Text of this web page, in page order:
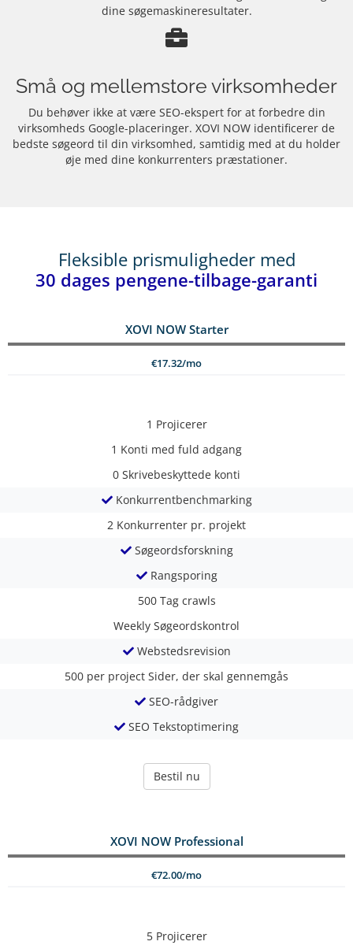
dine søgemaskineresultater.
Små og mellemstore virksomheder
Du behøver ikke at være SEO-ekspert for at forbedre din
virksomheds Google-placeringer. XOVI NOW identificerer de
bedste søgeord til din virksomhed, samtidig med at du holder
øje med dine konkurrenters præstationer.
Fleksible prismuligheder med
30 dages pengene-tilbage-garanti
XOVI NOW Starter
€17.32/mo
1 Projicerer
1 Konti med fuld adgang
0 Skrivebeskyttede konti
Konkurrentbenchmarking
2 Konkurrenter pr. projekt
Søgeordsforskning
Rangsporing
500 Tag crawls
Weekly Søgeordskontrol
Webstedsrevision
500 per project Sider, der skal gennemgås
SEO-rådgiver
SEO Tekstoptimering
Bestil nu
XOVI NOW Professional
€72.00/mo
5 Projicerer